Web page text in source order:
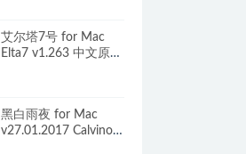
艾尔塔7号 for Mac
Elta7 v1.263 中文原生
黑白雨夜 for Mac
v27.01.2017 Calvino